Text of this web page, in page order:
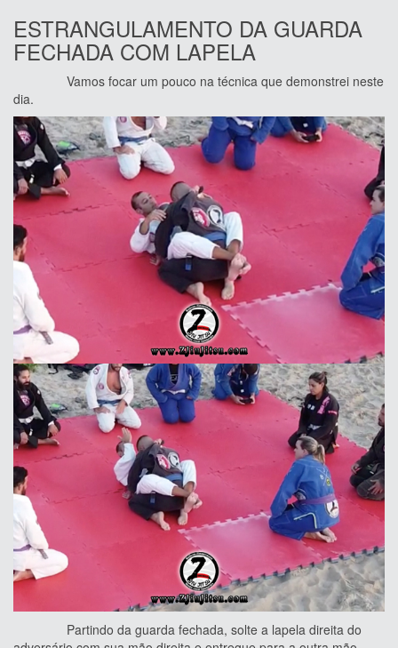
ESTRANGULAMENTO DA GUARDA
FECHADA COM LAPELA
Vamos focar um pouco na técnica que demonstrei neste
dia.
Partindo da guarda fechada, solte a lapela direita do